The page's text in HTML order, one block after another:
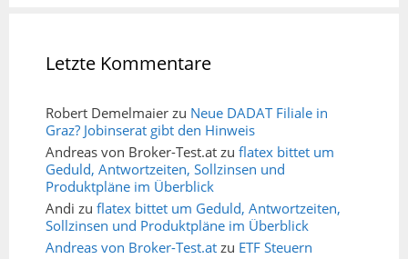
Letzte Kommentare
Robert Demelmaier zu Neue DADAT Filiale in
Graz? Jobinserat gibt den Hinweis
Andreas von Broker-Test.at zu flatex bittet um
Geduld, Antwortzeiten, Sollzinsen und
Produktpläne im Überblick
Andi zu flatex bittet um Geduld, Antwortzeiten,
Sollzinsen und Produktpläne im Überblick
Andreas von Broker-Test.at zu ETF Steuern